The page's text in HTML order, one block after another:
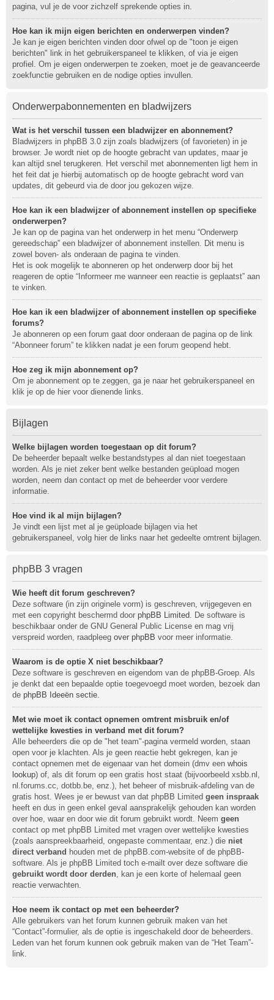
pagina, vul je de voor zichzelf sprekende opties in.
Hoe kan ik mijn eigen berichten en onderwerpen vinden?
Je kan je eigen berichten vinden door ofwel op de "toon je eigen
berichten" link in het gebruikerspaneel te klikken, of via je eigen
profiel. Om je eigen onderwerpen te zoeken, moet je de geavanceerde
zoekfunctie gebruiken en de nodige opties invullen.
Onderwerpabonnementen en bladwijzers
Wat is het verschil tussen een bladwijzer en abonnement?
Bladwijzers in phpBB 3.0 zijn zoals bladwijzers (of favorieten) in je
browser. Je wordt niet op de hoogte gebracht van updates, maar je
kan altijd snel terugkeren. Het verschil met abonnementen ligt hem in
het feit dat je hierbij automatisch op de hoogte gebracht word van
updates, dit gebeurd via de door jou gekozen wijze.
Hoe kan ik een bladwijzer of abonnement instellen op specifieke
onderwerpen?
Je kan op de pagina van het onderwerp in het menu “Onderwerp
gereedschap” een bladwijzer of abonnement instellen. Dit menu is
zowel boven- als onderaan de pagina te vinden.
Het is ook mogelijk te abonneren op het onderwerp door bij het
reageren de optie “Informeer me wanneer een reactie is geplaatst” aan
te vinken.
Hoe kan ik een bladwijzer of abonnement instellen op specifieke
forums?
Je abonneren op een forum gaat door onderaan de pagina op de link
“Abonneer forum” te klikken nadat je een forum geopend hebt.
Hoe zeg ik mijn abonnement op?
Om je abonnement op te zeggen, ga je naar het gebruikerspaneel en
klik je op de hier voor dienende links.
Bijlagen
Welke bijlagen worden toegestaan op dit forum?
De beheerder bepaalt welke bestandstypes al dan niet toegestaan
worden. Als je niet zeker bent welke bestanden geüpload mogen
worden, neem dan contact op met de beheerder voor verdere
informatie.
Hoe vind ik al mijn bijlagen?
Je vindt een lijst met al je geüploade bijlagen via het
gebruikerspaneel, volg hier de links naar het gedeelte omtrent bijlagen.
phpBB 3 vragen
Wie heeft dit forum geschreven?
Deze software (in zijn originele vorm) is geschreven, vrijgegeven en
met een copyright beschermd door phpBB Limited. De software is
beschikbaar onder de GNU General Public License en mag vrij
verspreid worden, raadpleeg over phpBB voor meer informatie.
Waarom is de optie X niet beschikbaar?
Deze software is geschreven en eigendom van de phpBB-Groep. Als
je denkt dat een bepaalde optie toegevoegd moet worden, bezoek dan
de phpBB Ideeën sectie.
Met wie moet ik contact opnemen omtrent misbruik en/of
wettelijke kwesties in verband met dit forum?
Alle beheerders die op de "het team"-pagina vermeld worden, staan
open voor je klachten. Als je geen reactie hebt gekregen, kan je
contact opnemen met de eigenaar van het domein (dmv een whois
lookup) of, als dit forum op een gratis host staat (bijvoorbeeld xsbb.nl,
nl.forums.cc, dotbb.be, enz.), het beheer of misbruik-afdeling van de
gratis host. Wees je er bewust van dat phpBB Limited geen inspraak
heeft en dus in geen enkel geval aansprakelijk gehouden kan worden
over hoe, waar en door wie dit forum gebruikt wordt. Neem geen
contact op met phpBB Limited met vragen over wettelijke kwesties
(zoals aanspreekbaarheid, ongepaste commentaar, enz.) die niet
direct verband houden met de phpBB.com-website of de phpBB-
software. Als je phpBB Limited toch e-mailt over deze software die
gebruikt wordt door derden, kan je een korte of helemaal geen
reactie verwachten.
Hoe neem ik contact op met een beheerder?
Alle gebruikers van het forum kunnen gebruik maken van het
“Contact”-formulier, als de optie is ingeschakeld door de beheerders.
Leden van het forum kunnen ook gebruik maken van de “Het Team”-
link.